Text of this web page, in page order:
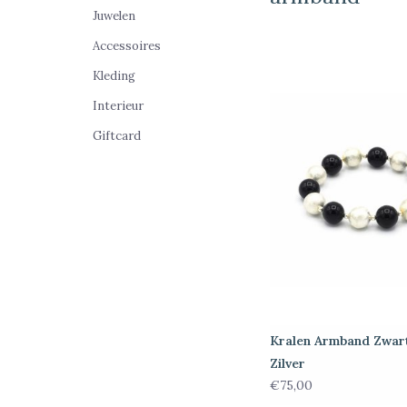
Juwelen
Accessoires
Kleding
Interieur
Giftcard
Kralen Armband
Zilver
€75,00